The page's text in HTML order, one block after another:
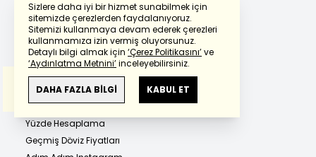
Sizlere daha iyi bir hizmet sunabilmek için
sitemizde çerezlerden faydalanıyoruz.
Sitemizi kullanmaya devam ederek çerezleri
kullanmamıza izin vermiş oluyorsunuz.
Detaylı bilgi almak için ‘Çerez Politikasını’ve
‘Aydınlatma Metnini’inceleyebilirsiniz.
DAHA FAZLA BİLGİ KABUL ET
Türkçe Deyimler Sözlüğü
Çin Takvimi 2026 ve Bebek
Cinsiyeti Hesaplama
İETT Sefer Saatleri
Gebelik Hesaplama
Yükselen Burç Hesaplama
2026
Yüzde Hesaplama
Geçmiş Döviz Fiyatları
Powered by Translate
Bu çevirideGoogle Transletekullanılmıştır.
Anlam ve çeviri hatalarından
haberturk.com
sorumlu değildir.